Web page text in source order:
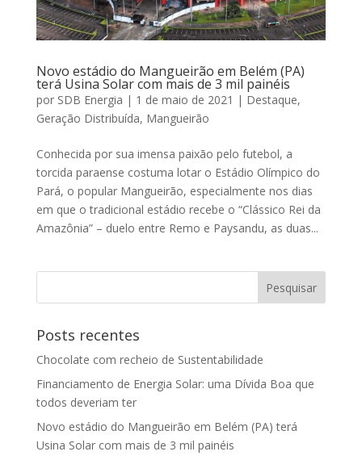
Novo estádio do Mangueirão em Belém (PA)
terá Usina Solar com mais de 3 mil painéis
por SDB Energia | 1 de maio de 2021 | Destaque,
Geração Distribuída, Mangueirão
Conhecida por sua imensa paixão pelo futebol, a
torcida paraense costuma lotar o Estádio Olímpico do
Pará, o popular Mangueirão, especialmente nos dias
em que o tradicional estádio recebe o “Clássico Rei da
Amazônia” – duelo entre Remo e Paysandu, as duas...
Posts recentes
Chocolate com recheio de Sustentabilidade
Financiamento de Energia Solar: uma Dívida Boa que
todos deveriam ter
Novo estádio do Mangueirão em Belém (PA) terá
Usina Solar com mais de 3 mil painéis